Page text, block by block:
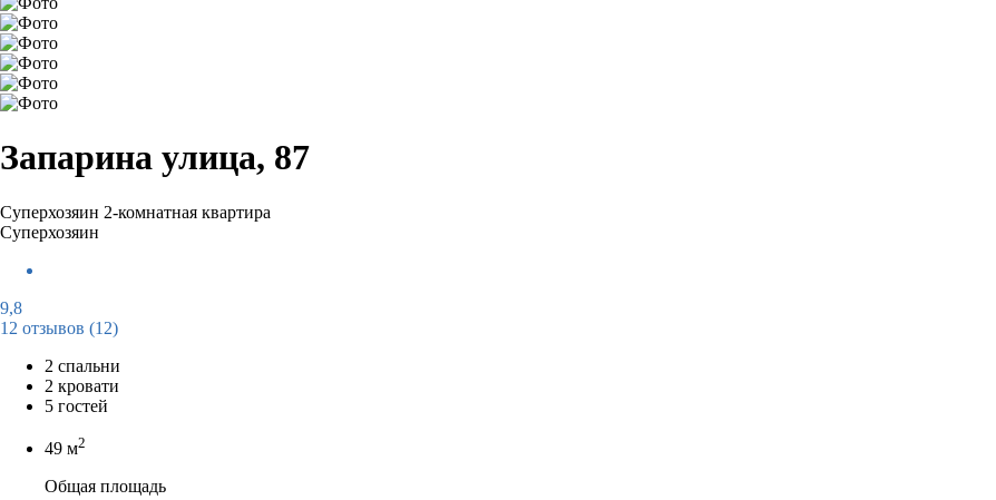
Запарина улица, 87
Суперхозяин 2-комнатная квартира
Суперхозяин
9,8
12 отзывов (12)
2 спальни
2 кровати
5 гостей
49 м2
Общая площадь